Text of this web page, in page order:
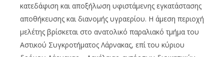
κατεδάφιση και αποξήλωση υφιστάμενης εγκατάστασης
αποθήκευσης και διανομής υγραερίου. Η άμεση περιοχή
μελέτης βρίσκεται στο ανατολικό παραλιακό τμήμα του
Αστικού Συγκροτήματος Λάρνακας, επί του κύριου